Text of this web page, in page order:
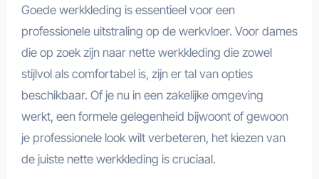
Goede werkkleding is essentieel voor een
professionele uitstraling op de werkvloer. Voor dames
die op zoek zijn naar nette werkkleding die zowel
stijlvol als comfortabel is, zijn er tal van opties
beschikbaar. Of je nu in een zakelijke omgeving
werkt, een formele gelegenheid bijwoont of gewoon
je professionele look wilt verbeteren, het kiezen van
de juiste nette werkkleding is cruciaal.